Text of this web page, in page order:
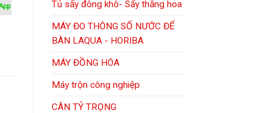
Tủ sấy đông khô- Sấy thăng hoa
MÁY ĐO THÔNG SỐ NƯỚC ĐỂ
BÀN LAQUA - HORIBA
MÁY ĐỒNG HÓA
Máy trộn công nghiệp
CÂN TỶ TRỌNG